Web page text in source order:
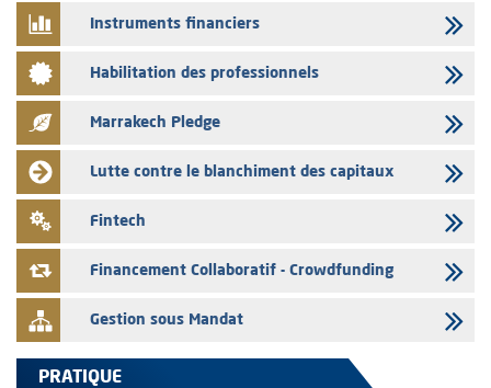
03/08/2026
L’AMMC met sur son site internet les publications réalisées par les
émetteurs en date du 3 août 2026
03/08/2026
Liste des agréments et visas d'OPCVM accordés par l'AMMC pour le
mois de juillet 2026
03/08/2026
L' AMMC publie les indicateurs mensuels du marché des capitaux pour
le mois de Juin 2026
Instruments financiers
Habilitation des professionnels
Marrakech Pledge
Lutte contre le blanchiment des capitaux
Fintech
Financement Collaboratif - Crowdfunding
Gestion sous Mandat
PRATIQUE